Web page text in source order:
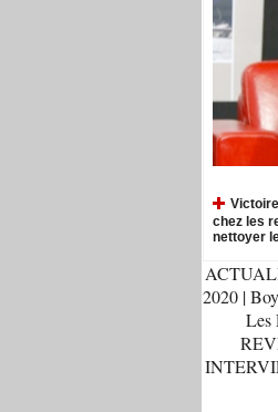
chez les
nettoyer
2020 |
Les